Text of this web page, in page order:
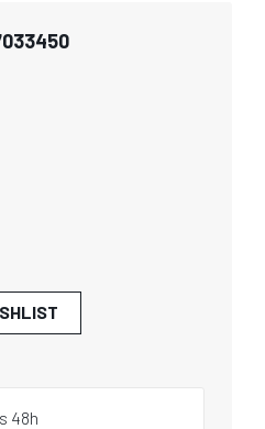
48h